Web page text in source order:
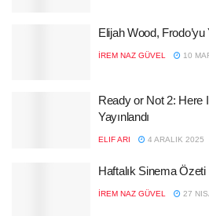
Elijah Wood,
İREM NAZ GÜVEL 10
Ready or Not 2: Here
Yayınlandı
ELIF ARI 4 ARALIK 2025
Haftalık Sinema Özeti
İREM NAZ GÜVEL 27